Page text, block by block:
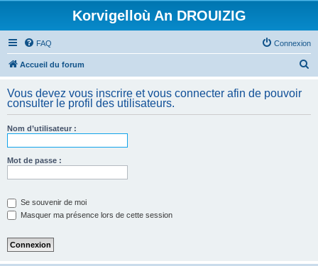
Korvigelloù An DROUIZIG
FAQ Connexion
Accueil du forum
h
Vous devez vous inscrire et vous connecter afin de pouvoir
consulter le profil des utilisateurs.
Nom d’utilisateur :
Mot de passe :
Se souvenir de moi
Masquer ma présence lors de cette session